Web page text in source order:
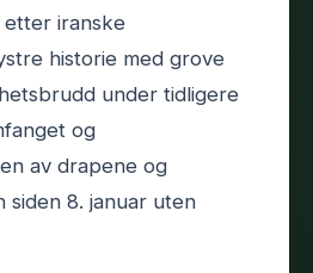
etter iranske
historie med grove
under tidligere
og
av drapene og
siden 8. januar uten